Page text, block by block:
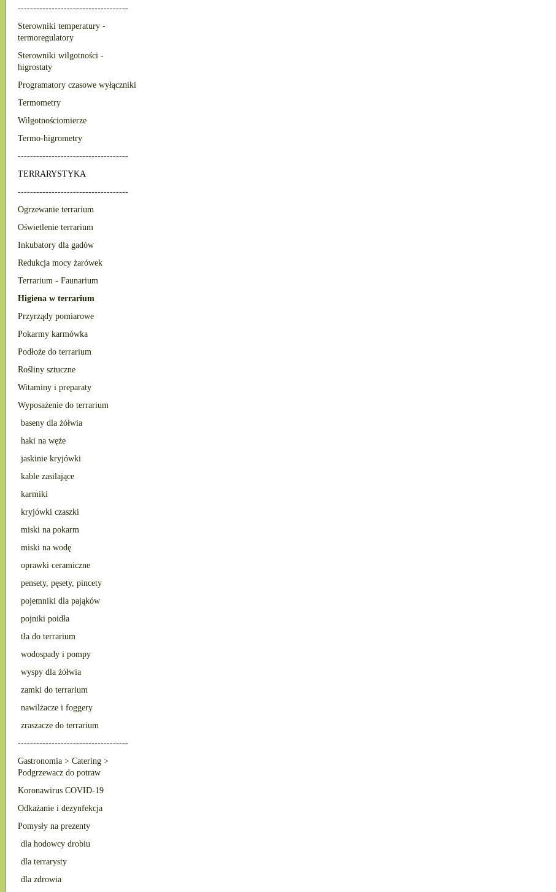
------------------------------------
Sterowniki temperatury -
termoregulatory
Sterowniki wilgotności -
higrostaty
Programatory czasowe wyłączniki
Termometry
Wilgotnościomierze
Termo-higrometry
------------------------------------
TERRARYSTYKA
------------------------------------
Ogrzewanie terrarium
Oświetlenie terrarium
Inkubatory dla gadów
Redukcja mocy żarówek
Terrarium - Faunarium
Higiena w terrarium
Przyrządy pomiarowe
Pokarmy karmówka
Podłoże do terrarium
Rośliny sztuczne
Witaminy i preparaty
Wyposażenie do terrarium
baseny dla żółwia
haki na węże
jaskinie kryjówki
kable zasilające
karmiki
kryjówki czaszki
miski na pokarm
miski na wodę
oprawki ceramiczne
pensety, pęsety, pincety
pojemniki dla pająków
pojniki poidła
tła do terrarium
wodospady i pompy
wyspy dla żółwia
zamki do terrarium
nawilżacze i foggery
zraszacze do terrarium
------------------------------------
Gastronomia > Catering >
Podgrzewacz do potraw
Koronawirus COVID-19
Odkażanie i dezynfekcja
Pomysły na prezenty
dla hodowcy drobiu
dla terrarysty
dla zdrowia